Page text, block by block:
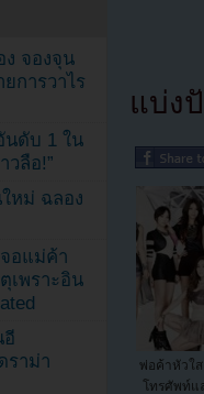
แบ่ง
พ่อค้าหัวใส
โทรศัพท์แ
ง จองจุน
การวาไร
นดับ 1 ใน
วลือ!”
หม่ ฉลอง
อแม่ค้า
เพราะอิน
ราม่า